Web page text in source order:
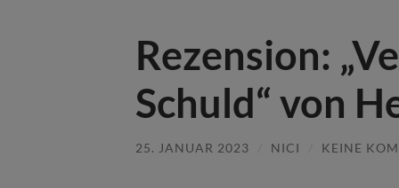
Rezension:
Schuld“ von
25. JANUAR 2023 NICI KEINE